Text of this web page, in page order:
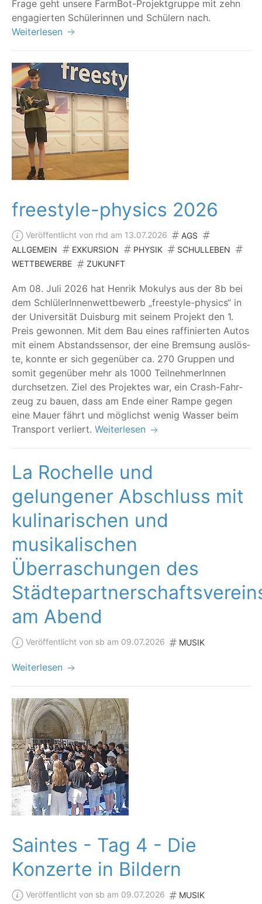
Fra­ge geht unse­re Farm­Bot-Pro­jekt­grup­pe mit zehn
enga­gier­ten Schü­le­rin­nen und Schü­lern nach.
Weiterlesen
freestyle-physics 2026
Veröffentlicht von rhd am 13.07.2026
AGS
ALLGEMEIN
EXKURSION PHYSIK
SCHULLEBEN
WETTBEWERBE
ZUKUNFT
Am 08. Juli 2026 hat Hen­rik Moku­lys aus der 8b bei
dem Schlü­le­rIn­nen­wett­be­werb „free­style-phy­sics“ in
der Uni­ver­si­tät Duis­burg mit sei­nem Pro­jekt den 1.
Preis gewon­nen. Mit dem Bau eines raf­fi­nier­ten Autos
mit einem Abstands­sen­sor, der eine Brem­sung aus­lös­
te, konn­te er sich gegen­über ca. 270 Grup­pen und
somit gegen­über mehr als 1000 Teil­neh­me­rIn­nen
durch­set­zen. Ziel des Pro­jek­tes war, ein Crash-Fahr­
zeug zu bau­en, dass am Ende einer Ram­pe gegen
eine Mau­er fährt und mög­lichst wenig Was­ser beim
Trans­port verliert. Weiterlesen
La Rochelle und
gelungener Abschluss mit
kulinarischen und
musikalischen
Überraschungen des
am Abend
Veröffentlicht von sb am 09.07.2026 MUSIK
Weiterlesen
Saintes - Tag 4 - Die
Konzerte in Bildern
Veröffentlicht von sb am 09.07.2026 MUSIK